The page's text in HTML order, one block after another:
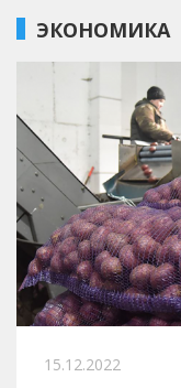
ЭКОНОМИКА
15.12.2022